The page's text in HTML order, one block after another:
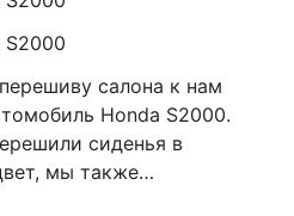
салона к нам
Honda S2000.
сиденья в
мы также…